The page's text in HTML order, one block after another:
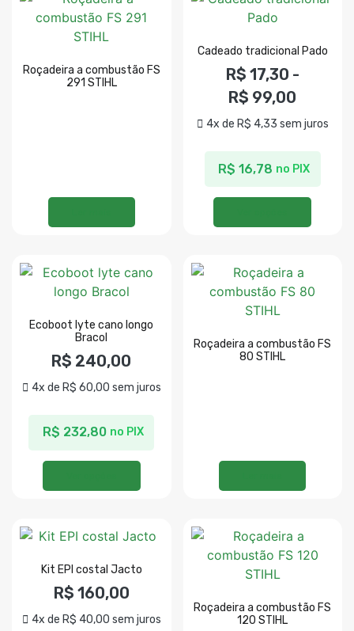
Roçadeira a combustão FS
291 STIHL
Cadeado tradicional Pado
R$ 17,30 -
R$ 99,00
4x de R$ 4,33 sem juros
R$ 16,78 no PIX
Ecoboot lyte cano longo
Bracol
R$ 240,00
4x de R$ 60,00 sem juros
R$ 232,80 no PIX
Roçadeira a combustão FS
80 STIHL
Kit EPI costal Jacto
R$ 160,00
4x de R$ 40,00 sem juros
Roçadeira a combustão FS
120 STIHL